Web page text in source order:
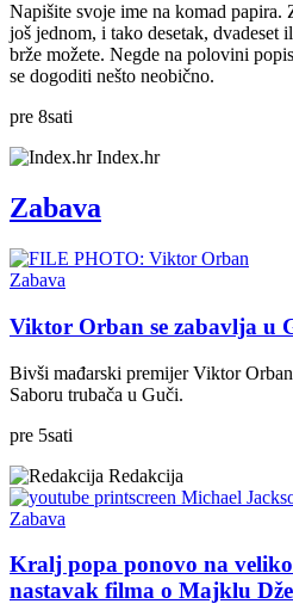
Napišite svoje ime na komad papira.
još jednom, i tako desetak, dvadeset
brže možete. Negde na polovini
se dogoditi nešto neobično.
pre 8sati
Index.hr
Zabava
Zabava
Viktor Orban se zabavlja u
Bivši mađarski premijer Viktor
Saboru trubača u Guči.
pre 5sati
Redakcija
Zabava
Kralj popa ponovo na
nastavak filma o Majklu